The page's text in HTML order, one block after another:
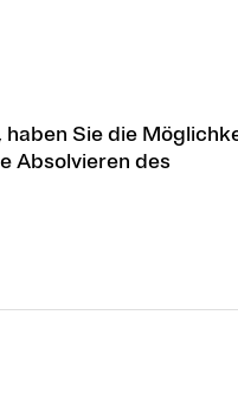
Sie die
Absolvieren des